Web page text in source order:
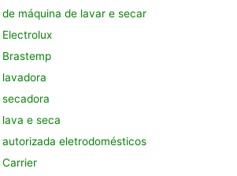
máquina de lavar e secar
e seca
eletrodomésticos